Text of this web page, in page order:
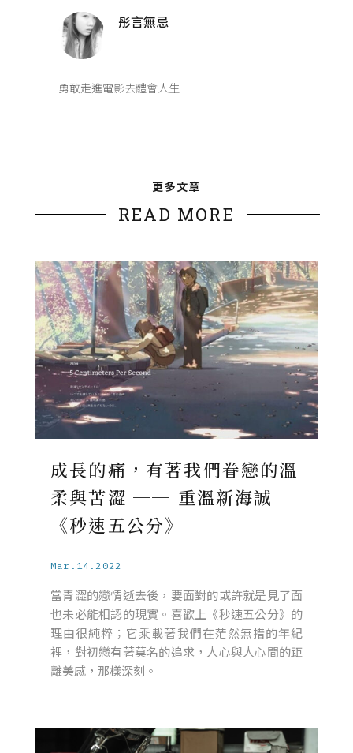
彤言無忌
勇敢走進電影去體會人生
更多文章
READ MORE
成長的痛，有著我們眷戀的溫
柔與苦澀 ── 重溫新海誠
《秒速五公分》
Mar.14.2022
當青澀的戀情逝去後，要面對的或許就是見了面
也未必能相認的現實。喜歡上《秒速五公分》的
理由很純粹；它乘載著我們在茫然無措的年紀
裡，對初戀有著莫名的追求，人心與人心間的距
離美感，那樣深刻。